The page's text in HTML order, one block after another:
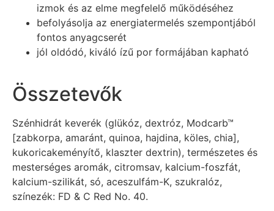
izmok és az elme megfelelő működéséhez
befolyásolja az energiatermelés szempontjából
fontos anyagcserét
jól oldódó, kiváló ízű por formájában kapható
Összetevők
Szénhidrát keverék (glükóz, dextróz, Modcarb™
[zabkorpa, amaránt, quinoa, hajdina, köles, chia],
kukoricakeményítő, klaszter dextrin), természetes és
mesterséges aromák, citromsav, kalcium-foszfát,
kalcium-szilikát, só, aceszulfám-K, szukralóz,
színezék: FD & C Red No. 40.